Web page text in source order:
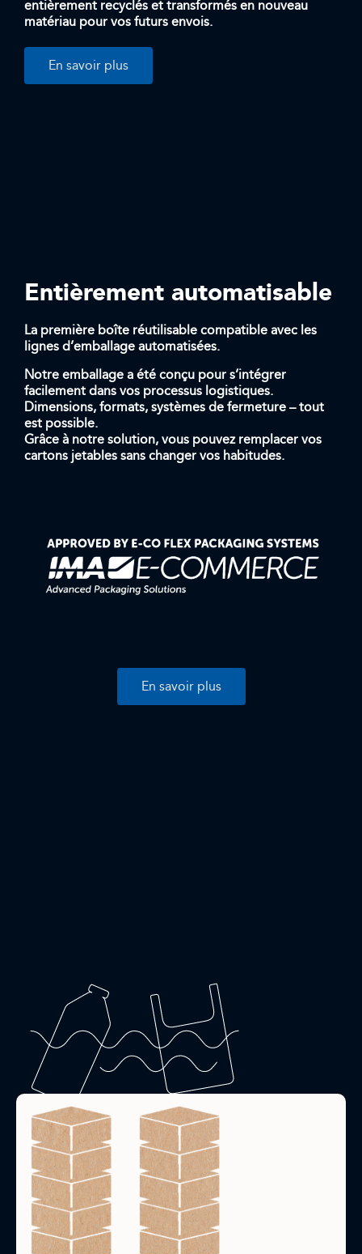
entièrement recyclés et transformés en nouveau
matériau pour vos futurs envois.
En savoir plus
Entièrement automatisable
La première boîte réutilisable compatible avec les
lignes d’emballage automatisées.
Notre emballage a été conçu pour s’intégrer
facilement dans vos processus logistiques.
Dimensions, formats, systèmes de fermeture – tout
est possible.
Grâce à notre solution, vous pouvez remplacer vos
cartons jetables sans changer vos habitudes.
En savoir plus